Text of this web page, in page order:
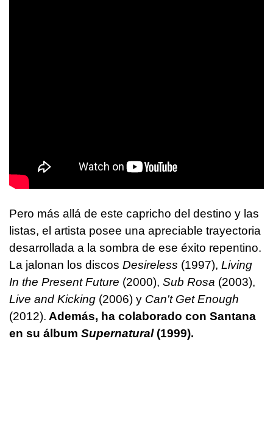
Pero más allá de este capricho del destino y las
listas, el artista posee una apreciable trayectoria
desarrollada a la sombra de ese éxito repentino.
La jalonan los discos Desireless (1997), Living
In the Present Future (2000), Sub Rosa (2003),
Live and Kicking (2006) y Can't Get Enough
(2012). Además, ha colaborado con Santana
en su álbum Supernatural(1999).